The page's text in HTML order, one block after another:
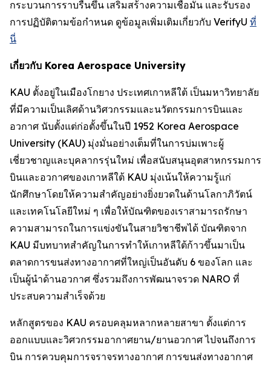
กระบวนการราบรื่นขึ้น เสริมสร้างความเชื่อมั่น และรับรอง
การปฏิบัติตามข้อกำหนด ดูข้อมูลเพิ่มเติมเกี่ยวกับ VerifyU ที่
นี่
เกี่ยวกับ Korea Aerospace University
KAU ตั้งอยู่ในเมืองโกยาง ประเทศเกาหลีใต้ เป็นมหาวิทยาลัย
ที่มีความเป็นเลิศด้านวิศวกรรมและนวัตกรรมการบินและ
อวกาศ นับตั้งแต่ก่อตั้งขึ้นในปี 1952 Korea Aerospace
University (KAU) มุ่งมั่นอย่างเต็มที่ในการบ่มเพาะผู้
เชี่ยวชาญและบุคลากรรุ่นใหม่ เพื่อสนับสนุนอุตสาหกรรมการ
บินและอวกาศของเกาหลีใต้ KAU มุ่งเน้นให้ความรู้แก่
นักศึกษาโดยให้ความสำคัญอย่างยิ่งยวดในด้านโลกาภิวัตน์
และเทคโนโลยีใหม่ ๆ เพื่อให้บัณฑิตของเราสามารถรักษา
ความสามารถในการแข่งขันในสายวิชาชีพได้ บัณฑิตจาก
KAU มีบทบาทสำคัญในการทำให้เกาหลีใต้ก้าวขึ้นมาเป็น
ตลาดการขนส่งทางอากาศที่ใหญ่เป็นอันดับ 6 ของโลก และ
เป็นผู้นำด้านอวกาศ ซึ่งรวมถึงการพัฒนาจรวด NARO ที่
ประสบความสำเร็จด้วย
หลักสูตรของ KAU ครอบคลุมหลากหลายสาขา ตั้งแต่การ
ออกแบบและวิศวกรรมอากาศยาน/ยานอวกาศ ไปจนถึงการ
บิน การควบคุมการจราจรทางอากาศ การขนส่งทางอากาศ